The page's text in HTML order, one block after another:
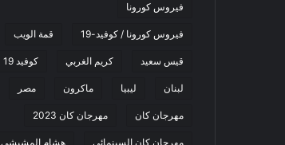
فيروس كورونا
فيروس كورونا / كوفيد-19 قمة الويب
قيس سعيد كريم الغربي كوفيد 19
لبنان ليبيا ماكرون مصر
مهرجان كان مهرجان كان 2023
مهرجان كان السينمائي هشام المشيشي